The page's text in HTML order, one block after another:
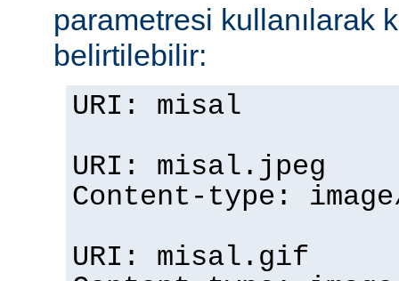
parametresi kullanılarak
belirtilebilir:
URI: misal
URI: misal.jpeg
Content-type:
URI: misal.gif